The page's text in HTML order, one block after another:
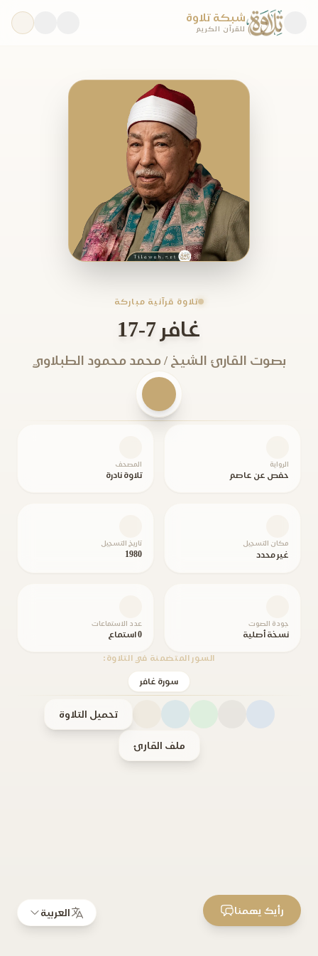
شبكة تلاوة
للقرآن الكريم
تلاوة قرآنية مباركة
غافر 7-17
بصوت القارئ الشيخ / محمد محمود الطبلاوي
الرواية
حفص عن عاصم
المصحف
تلاوة نادرة
مكان التسجيل
غير محدد
تاريخ التسجيل
1980
جودة الصوت
نسخة أصلية
عدد الاستماعات
0 استماع
السور المتضمنة في التلاوة:
سورة غافر
تحميل التلاوة
ملف القارئ
العربية رأيك يهمنا